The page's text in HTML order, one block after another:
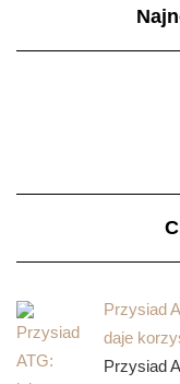
Przysiad
daje
Przysiad